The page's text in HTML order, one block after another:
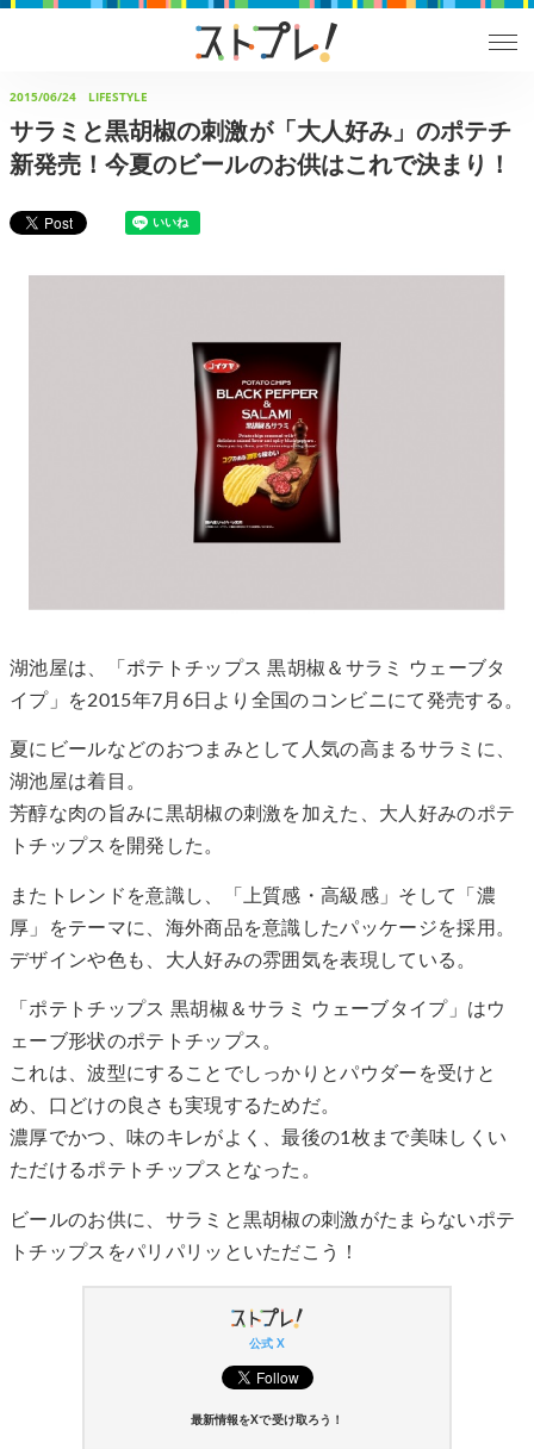
2015/06/24 LIFESTYLE
サラミと黒胡椒の刺激が「大人好み」のポテチ
新発売！今夏のビールのお供はこれで決まり！
湖池屋は、「ポテトチップス 黒胡椒＆サラミ ウェーブタ
イプ」を2015年7月6日より全国のコンビニにて発売する。
夏にビールなどのおつまみとして人気の高まるサラミに、
湖池屋は着目。
芳醇な肉の旨みに黒胡椒の刺激を加えた、大人好みのポテ
トチップスを開発した。
またトレンドを意識し、「上質感・高級感」そして「濃
厚」をテーマに、海外商品を意識したパッケージを採用。
デザインや色も、大人好みの雰囲気を表現している。
「ポテトチップス 黒胡椒＆サラミ ウェーブタイプ」はウ
ェーブ形状のポテトチップス。
これは、波型にすることでしっかりとパウダーを受けと
め、口どけの良さも実現するためだ。
濃厚でかつ、味のキレがよく、最後の1枚まで美味しくい
ただけるポテトチップスとなった。
ビールのお供に、サラミと黒胡椒の刺激がたまらないポテ
トチップスをパリパリッといただこう！
公式 X
最新情報をXで受け取ろう！